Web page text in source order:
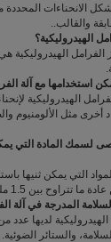
الانحناءات
والقالب..
الفرامل الهيدروليكية
الهيدروليكية
مثل الألومنيوم
الأقصى لسمك المادة التي
التي يمكن ثنيها
بين 1.5 ملم إلى 12 ملم.
لديها عدد
والستائر الضوئية.